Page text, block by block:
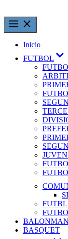
Inicio
FUTBOL
BASQUET